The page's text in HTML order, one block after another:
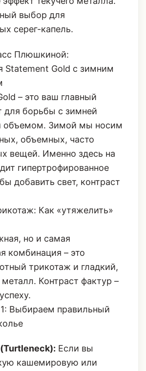
выбор для
серег-капель.
Плюшкиной:
Statement Gold с зимним
– это ваш главный
для борьбы с зимней
объемом. Зимой мы носим
объемных, часто
вещей. Именно здесь на
гипертрофированное
добавить свет, контраст
Как «утяжелить»
но и самая
комбинация – это
трикотаж и гладкий,
Контраст фактур –
Выбираем правильный
Если вы
кашемировую или